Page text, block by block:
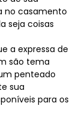
no casamento
seja coisas
a expressa de
são tema
penteado
sua
para os